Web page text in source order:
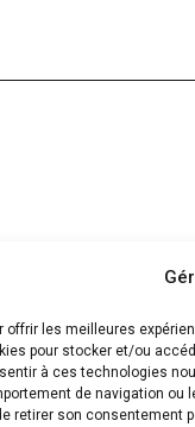
offrir les meilleures
pour stocker et/ou
à ces technologies
de navigation ou
retirer son consentement
et le